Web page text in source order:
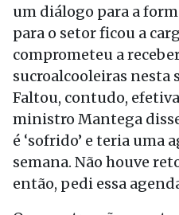
um diálogo para a
para o setor ficou a
comprometeu a
sucroalcooleiras nesta
Faltou, contudo,
ministro Mantega
é ‘sofrido’ e teria uma
semana. Não houve
então, pedi essa